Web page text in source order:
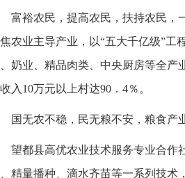
富裕农民，提高农民，扶持农民，
农业主导产业，以“五大千亿级”工
奶业、精品肉类、中央厨房等全产
入10万元以上村达90．4％。
国无农不稳，民无粮不安，粮食产
望都县高优农业技术服务专业合作
精量播种、滴水齐苗等一系列技术